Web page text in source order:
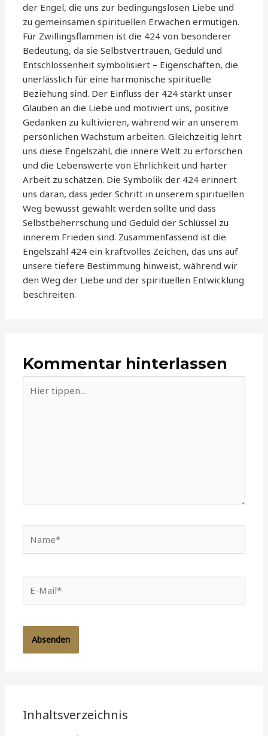
der Engel, die uns zur bedingungslosen Liebe und
zu gemeinsamen spirituellen Erwachen ermutigen.
Für Zwillingsflammen ist die 424 von besonderer
Bedeutung, da sie Selbstvertrauen, Geduld und
Entschlossenheit symbolisiert – Eigenschaften, die
unerlässlich für eine harmonische spirituelle
Beziehung sind. Der Einfluss der 424 stärkt unser
Glauben an die Liebe und motiviert uns, positive
Gedanken zu kultivieren, während wir an unserem
persönlichen Wachstum arbeiten. Gleichzeitig lehrt
uns diese Engelszahl, die innere Welt zu erforschen
und die Lebenswerte von Ehrlichkeit und harter
Arbeit zu schätzen. Die Symbolik der 424 erinnert
uns daran, dass jeder Schritt in unserem spirituellen
Weg bewusst gewählt werden sollte und dass
Selbstbeherrschung und Geduld der Schlüssel zu
innerem Frieden sind. Zusammenfassend ist die
Engelszahl 424 ein kraftvolles Zeichen, das uns auf
unsere tiefere Bestimmung hinweist, während wir
den Weg der Liebe und der spirituellen Entwicklung
beschreiten.
Kommentar hinterlassen
tippen...
Mail*
Inhaltsverzeichnis